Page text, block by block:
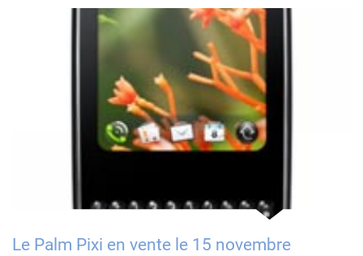
Le Palm Pixi en vente le 15 novembre